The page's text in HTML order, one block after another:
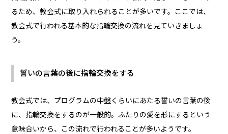
るため、教会式に取り入れられることが多いです。ここでは、
教会式で行われる基本的な指輪交換の流れを見ていきましょ
う。
誓いの言葉の後に指輪交換をする
教会式では、プログラムの中盤くらいにあたる誓いの言葉の後
に、指輪交換をするのが一般的。ふたりの愛を形にするという
意味合いから、この流れで行われることが多いようです。